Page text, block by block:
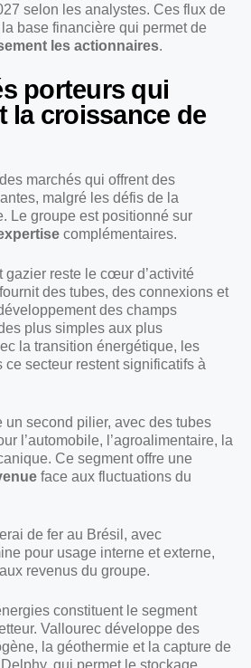
selon les analystes. Ces flux de
base financière qui permet de
les actionnaires.
porteurs qui
la croissance de
marchés qui offrent des
malgré les défis de la
Le groupe est positionné sur
complémentaires.
gazier reste le cœur d’activité
des tubes, des connexions et
des champs
plus simples aux plus
la transition énergétique, les
ce secteur restent significatifs à
un second pilier, avec des tubes
l’automobile, l’agroalimentaire, la
Ce segment offre une
face aux fluctuations du
de fer au Brésil, avec
pour usage interne et externe,
revenus du groupe.
constituent le segment
Vallourec développe des
la géothermie et la capture de
qui permet le stockage